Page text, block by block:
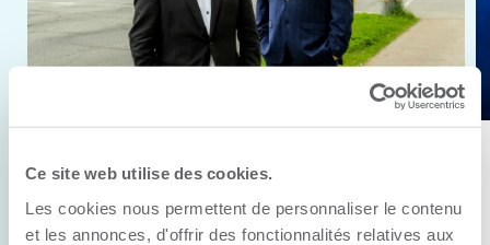
Ce site web utilise des cookies.
Les cookies nous permettent de personnaliser le contenu
et les annonces, d'offrir des fonctionnalités relatives aux
Anick Métivier devient le nouveau
président de la CCI3R